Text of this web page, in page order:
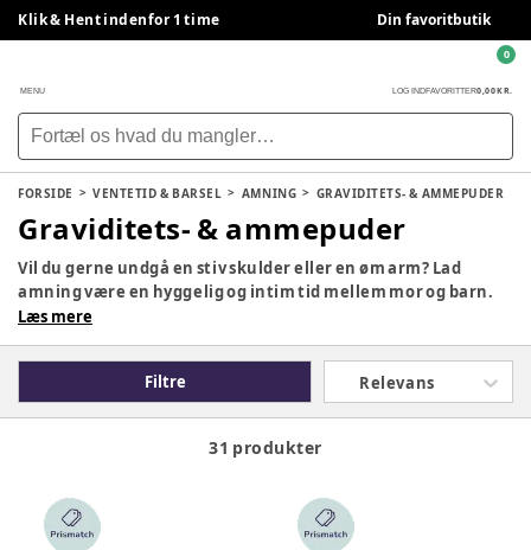
Klik & Hent indenfor 1 time Din favoritbutik
MENU LOG INDFAVORITTER0,00 KR.
0
FORSIDE VENTETID & BARSEL AMNING GRAVIDITETS- & AMMEPUDER
Graviditets- & ammepuder
Vil du gerne undgå en stiv skulder eller en øm arm? Lad
amning være en hyggelig og intim tid mellem mor og barn.
Ammepuder støtter dig og din baby, så du ikke skal bruge
forskellige former, farver og mønstre samt ekstra betræk til
Læs mere
Filtre Relevans
31 produkter